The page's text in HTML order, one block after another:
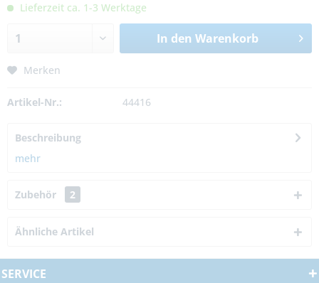
Lieferzeit ca. 1-3 Werktage
In den Warenkorb
Merken
Artikel-Nr.: 44416
Beschreibung
mehr
Zubehör 2
Ähnliche Artikel
SERVICE